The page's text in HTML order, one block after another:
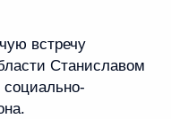
встречу
Станиславом